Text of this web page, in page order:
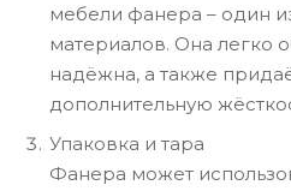
мебели фанера – один
материалов. Она легко
надёжна, а также
дополнительную
Упаковка и тара
Фанера может